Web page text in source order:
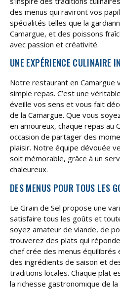
des menus qui raviront vos
spécialités telles que la
Camargue, et des poissons
avec passion et créativité.
UNE EXPÉRIENCE CULINAIRE
Notre restaurant en Camargue
simple repas. C’est une
éveille vos sens et vous fait
de la Camargue. Que vous
en amoureux, chaque repas au
occasion de partager des
plaisir. Notre équipe dévouée
soit mémorable, grâce à un
chaleureux.
DES MENUS POUR TOUS LES
Le Grain de Sel propose une
satisfaire tous les goûts et
soyez amateur de viande, de
trouverez des plats qui
chef crée des menus équilibrés
des ingrédients de saison et
traditions locales. Chaque plat
la richesse gastronomique de la